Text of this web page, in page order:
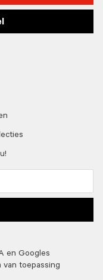
en Googles
van toepassing